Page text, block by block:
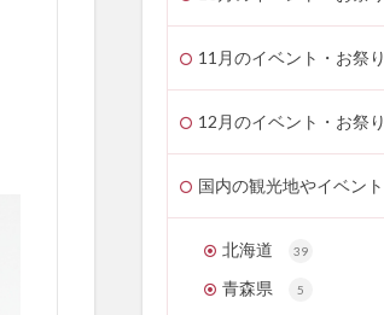
11月のイベント・お祭り
12月のイベント・お祭り
国内の観光地やイベント
北海道 39
青森県 5